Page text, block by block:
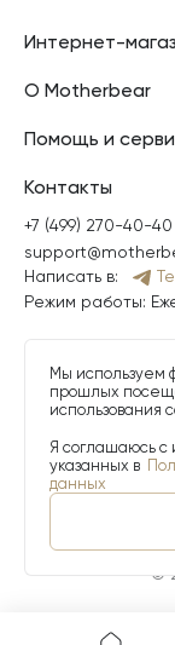
Интернет-
О Motherbear
Помощь и
Контакты
+7 (499) 270-40-40
Написать в:
Режим работы:
©
Мы используем
прошлых
использования
Я соглашаюсь с
указанных в
данных